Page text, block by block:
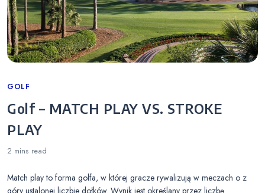
Categories
GOLF
Golf – MATCH PLAY VS. STROKE
PLAY
2 mins read
Match play to forma golfa, w której gracze rywalizują w meczach o z
góry ustalonej liczbie dołków. Wynik jest określany przez liczbę